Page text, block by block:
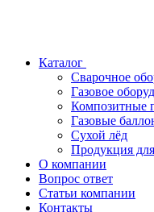
Каталог
Сварочное
Газовое
Композитные
Газовые
Сухой лёд
Продукция
О компании
Вопрос ответ
Статьи компании
Контакты